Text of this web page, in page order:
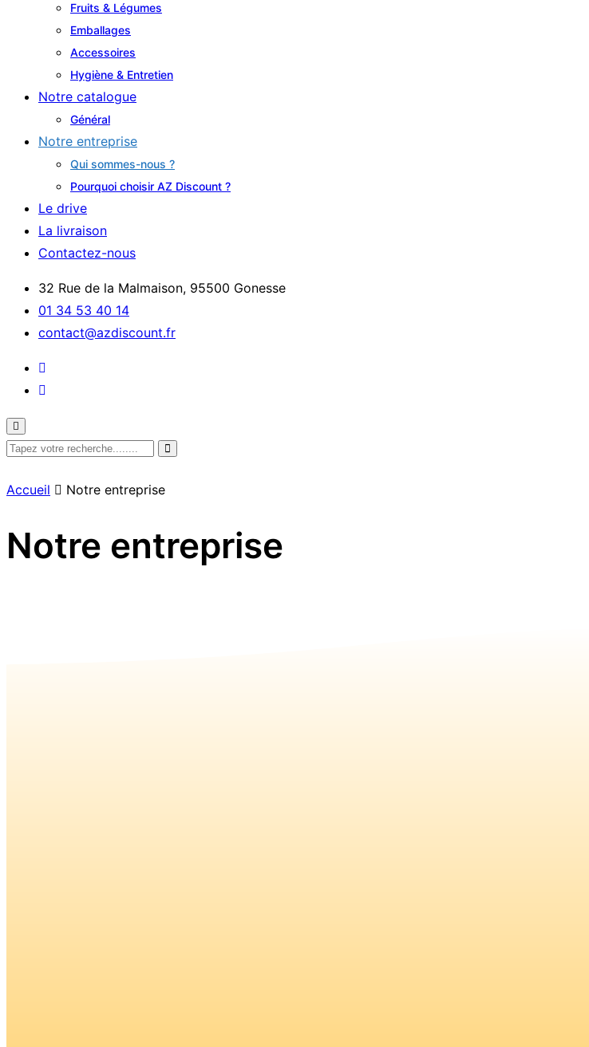
Fruits & Légumes
Emballages
Accessoires
Hygiène & Entretien
Notre catalogue
Général
Notre entreprise
Qui sommes-nous ?
Pourquoi choisir AZ Discount ?
Le drive
La livraison
Contactez-nous
32 Rue de la Malmaison, 95500 Gonesse
01 34 53 40 14
contact@azdiscount.fr
Accueil Notre entreprise
Notre entreprise